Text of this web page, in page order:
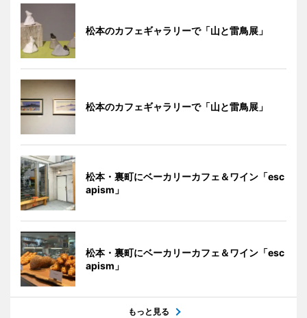
松本のカフェギャラリーで「山と雷鳥展」
松本のカフェギャラリーで「山と雷鳥展」
松本・裏町にベーカリーカフェ＆ワイン「esc
apism」
松本・裏町にベーカリーカフェ＆ワイン「esc
apism」
もっと見る